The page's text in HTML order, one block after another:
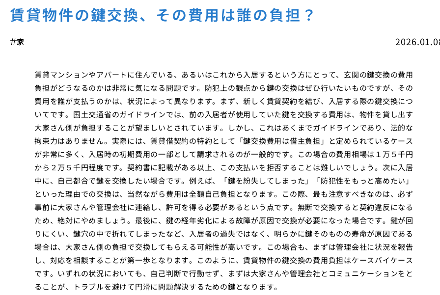
賃貸物件の鍵交換、その費用は誰の負担？
家
賃貸マンションやアパートに住んでいる、あるいはこれから入居するという方にとって、玄関の鍵交換の費用
負担がどうなるのかは非常に気になる問題です。防犯上の観点から鍵の交換はぜひ行いたいものですが、その
費用を誰が支払うのかは、状況によって異なります。まず、新しく賃貸契約を結び、入居する際の鍵交換につ
いてです。国土交通省のガイドラインでは、前の入居者が使用していた鍵を交換する費用は、物件を貸し出す
大家さん側が負担することが望ましいとされています。しかし、これはあくまでガイドラインであり、法的な
拘束力はありません。実際には、賃貸借契約の特約として「鍵交換費用は借主負担」と定められているケース
が非常に多く、入居時の初期費用の一部として請求されるのが一般的です。この場合の費用相場は１万５千円
から２万５千円程度です。契約書に記載がある以上、この支払いを拒否することは難しいでしょう。次に入居
中に、自己都合で鍵を交換したい場合です。例えば、「鍵を紛失してしまった」「防犯性をもっと高めたい」
といった理由での交換は、当然ながら費用は全額自己負担となります。この際、最も注意すべきなのは、必ず
事前に大家さんや管理会社に連絡し、許可を得る必要があるという点です。無断で交換すると契約違反になる
ため、絶対にやめましょう。最後に、鍵の経年劣化による故障が原因で交換が必要になった場合です。鍵が回
りにくい、鍵穴の中で折れてしまったなど、入居者の過失ではなく、明らかに鍵そのものの寿命が原因である
場合は、大家さん側の負担で交換してもらえる可能性が高いです。この場合も、まずは管理会社に状況を報告
し、対応を相談することが第一歩となります。このように、賃貸物件の鍵交換の費用負担はケースバイケース
です。いずれの状況においても、自己判断で行動せず、まずは大家さんや管理会社とコミュニケーションをと
ることが、トラブルを避けて円滑に問題解決するための鍵となります。